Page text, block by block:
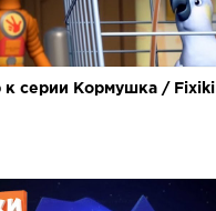
к серии Кормушка / Fixiki